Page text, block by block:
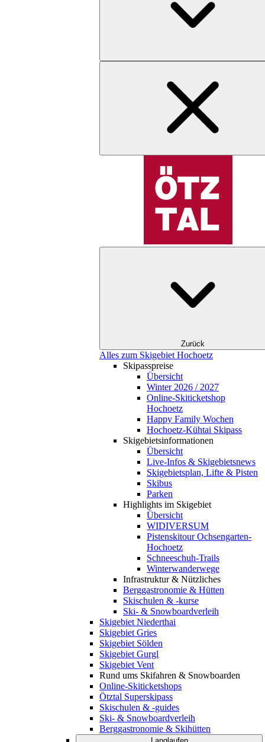
Zurück
Alles zum Skigebiet Hochoetz
Skipasspreise
Übersicht
Winter 2026 / 2027
Online-Skiticketshop
Hochoetz
Happy Family Wochen
Hochoetz-Kühtai Skipass
Skigebietsinformationen
Übersicht
Live-Infos & Skigebietsnews
Skigebietsplan, Lifte & Pisten
Skibus
Parken
Highlights im Skigebiet
Übersicht
WIDIVERSUM
Pistenskitour Ochsengarten-
Hochoetz
Schneeschuh-Trails
Winterwanderwege
Infrastruktur & Nützliches
Berggastronomie & Hütten
Skischulen & -kurse
Ski- & Snowboardverleih
Skigebiet Niederthai
Skigebiet Gries
Skigebiet Sölden
Skigebiet Gurgl
Skigebiet Vent
Rund ums Skifahren & Snowboarden
Online-Skiticketshops
Ötztal Superskipass
Skischulen & -guides
Ski- & Snowboardverleih
Berggastronomie & Skihütten